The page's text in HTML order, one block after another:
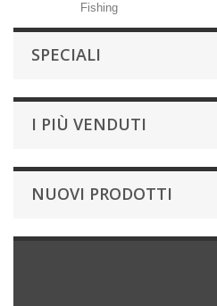
SPECIALI
I PIÙ VENDUTI
NUOVI PRODOTTI